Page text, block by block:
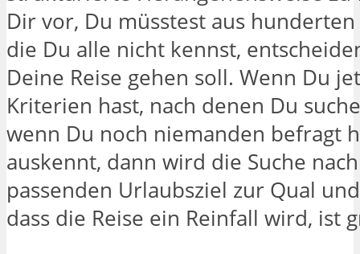
Dir vor, Du müsstest aus hunderten
die Du alle nicht kennst,
Deine Reise gehen soll. Wenn Du
Kriterien hast, nach denen Du
wenn Du noch niemanden befragt
auskennt, dann wird die Suche
passenden Urlaubsziel zur Qual
dass die Reise ein Reinfall wird, ist